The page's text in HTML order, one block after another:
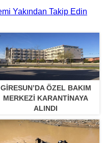
GIRESUN’DA ÖZEL BAKIM
MERKEZI KARANTINAYA
ALINDI